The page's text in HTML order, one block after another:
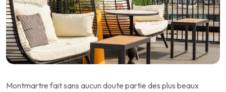
Montmartre fait sans aucun doute partie des plus beaux